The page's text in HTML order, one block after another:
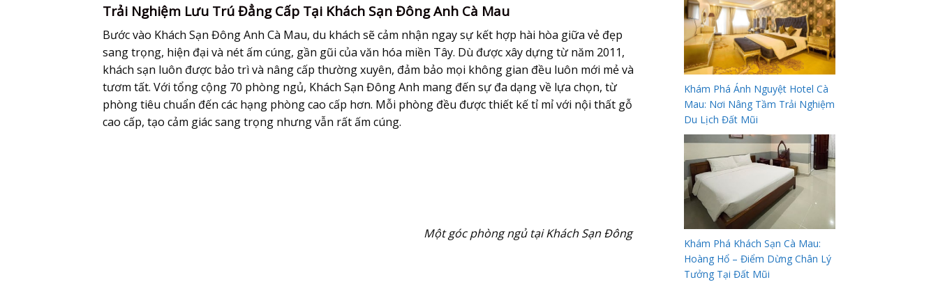
Trải Nghiệm Lưu Trú Đẳng Cấp Tại Khách Sạn Đông Anh Cà Mau
Bước vào Khách Sạn Đông Anh Cà Mau, du khách sẽ cảm nhận ngay sự kết hợp hài hòa giữa vẻ đẹp
sang trọng, hiện đại và nét ấm cúng, gần gũi của văn hóa miền Tây. Dù được xây dựng từ năm 2011,
khách sạn luôn được bảo trì và nâng cấp thường xuyên, đảm bảo mọi không gian đều luôn mới mẻ và
tươm tất. Với tổng cộng 70 phòng ngủ, Khách Sạn Đông Anh mang đến sự đa dạng về lựa chọn, từ
phòng tiêu chuẩn đến các hạng phòng cao cấp hơn. Mỗi phòng đều được thiết kế tỉ mỉ với nội thất gỗ
cao cấp, tạo cảm giác sang trọng nhưng vẫn rất ấm cúng.
Một góc phòng ngủ tại Khách Sạn Đông
Khám Phá Ánh Nguyệt Hotel Cà
Mau: Nơi Nâng Tầm Trải Nghiệm
Du Lịch Đất Mũi
Khám Phá Khách Sạn Cà Mau:
Hoàng Hổ – Điểm Dừng Chân Lý
Tưởng Tại Đất Mũi